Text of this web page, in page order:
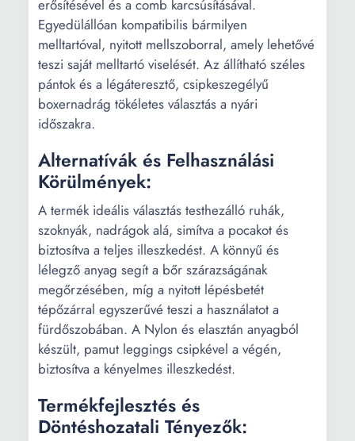
erősítésével és a comb karcsúsításával.
Egyedülállóan kompatibilis bármilyen
melltartóval, nyitott mellszoborral, amely lehetővé
teszi saját melltartó viselését. Az állítható széles
pántok és a légáteresztő, csipkeszegélyű
boxernadrág tökéletes választás a nyári
időszakra.
Alternatívák és Felhasználási
Körülmények:
A termék ideális választás testhezálló ruhák,
szoknyák, nadrágok alá, simítva a pocakot és
biztosítva a teljes illeszkedést. A könnyű és
lélegző anyag segít a bőr szárazságának
megőrzésében, míg a nyitott lépésbetét
tépőzárral egyszerűvé teszi a használatot a
fürdőszobában. A Nylon és elasztán anyagból
készült, pamut leggings csipkével a végén,
biztosítva a kényelmes illeszkedést.
Termékfejlesztés és
Döntéshozatali Tényezők: